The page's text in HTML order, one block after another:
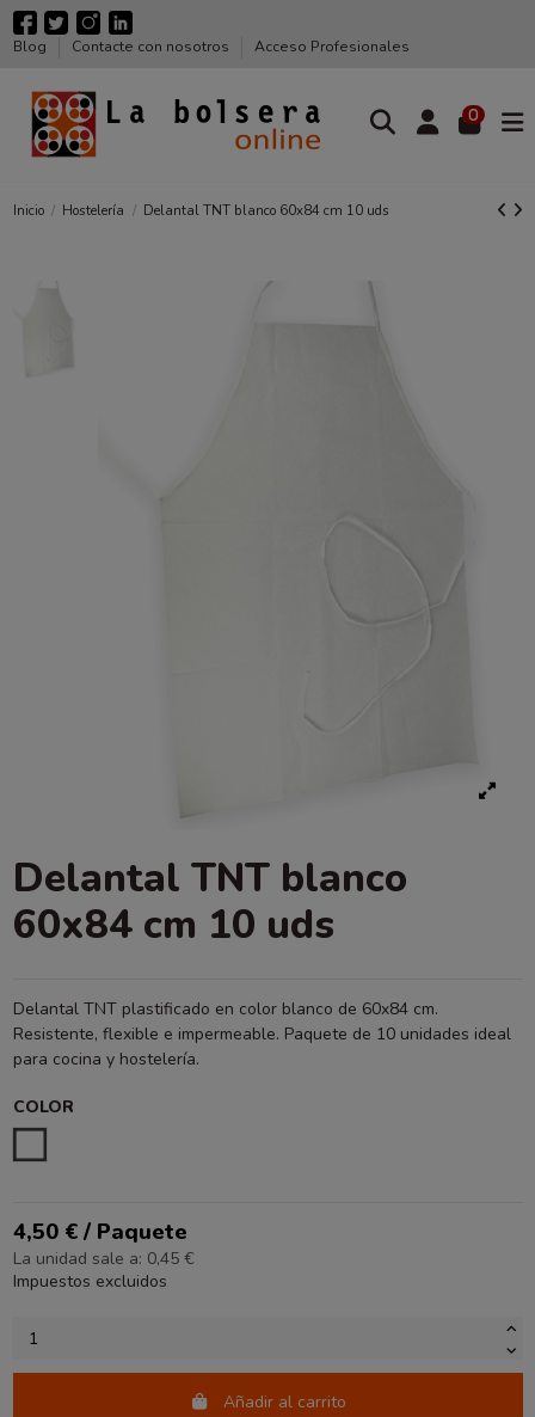
Blog Contacte con nosotros Acceso Profesionales
0
Inicio Hostelería Delantal TNT blanco 60x84 cm 10 uds
Delantal TNT blanco
60x84 cm 10 uds
Delantal TNT plastificado en color blanco de 60x84 cm.
Resistente, flexible e impermeable. Paquete de 10 unidades ideal
para cocina y hostelería.
COLOR
4,50 € / Paquete
La unidad sale a: 0,45 €
Impuestos excluidos
Añadir al carrito